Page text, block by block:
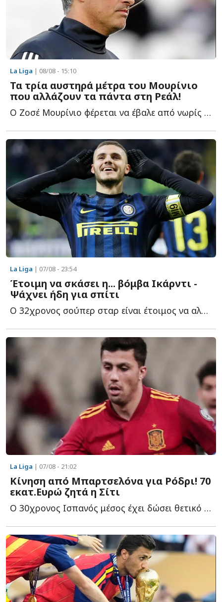
La Liga | 08/08 - 15:10
Τα τρία αυστηρά μέτρα του Μουρίνιο
που αλλάζουν τα πάντα στη Ρεάλ!
Ο Ζοσέ Μουρίνιο φέρεται να έβαλε από νωρίς τους δικούς τ...
La Liga | 07/08 - 23:54
Έτοιμη να σκάσει η... βόμβα Ικάρντι -
Ψάχνει ήδη για σπίτι
Ο 32χρονος σούπερ σταρ είναι έτοιμος να αλλάξει ξανά φ...
La Liga | 07/08 - 21:02
Κίνηση από Μπαρτσελόνα για Ρόδρι! 70
εκατ.Ευρώ ζητά η Σίτι
Ο 30χρονος Ισπανός μέσος έχει δώσει θετικό μήνυμα στους Κ...